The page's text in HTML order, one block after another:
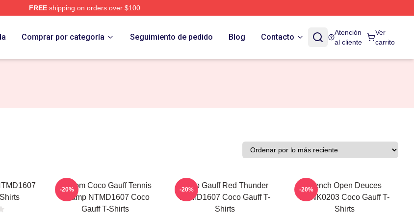
FREEshipping on orders over $100
Comprar por categoría Seguimiento de pedido Blog Contacto
Atención
al cliente
Ver
carrito
Custom Coco Gauff Tennis
Champ NTMD1607 Coco
Gauff T-Shirts
-20%
Coco Gauff Red Thunder
NTMD1607 Coco Gauff T-
Shirts
-20%
French Open Deuces
DTNK0203 Coco Gauff T-
Shirts
-20%